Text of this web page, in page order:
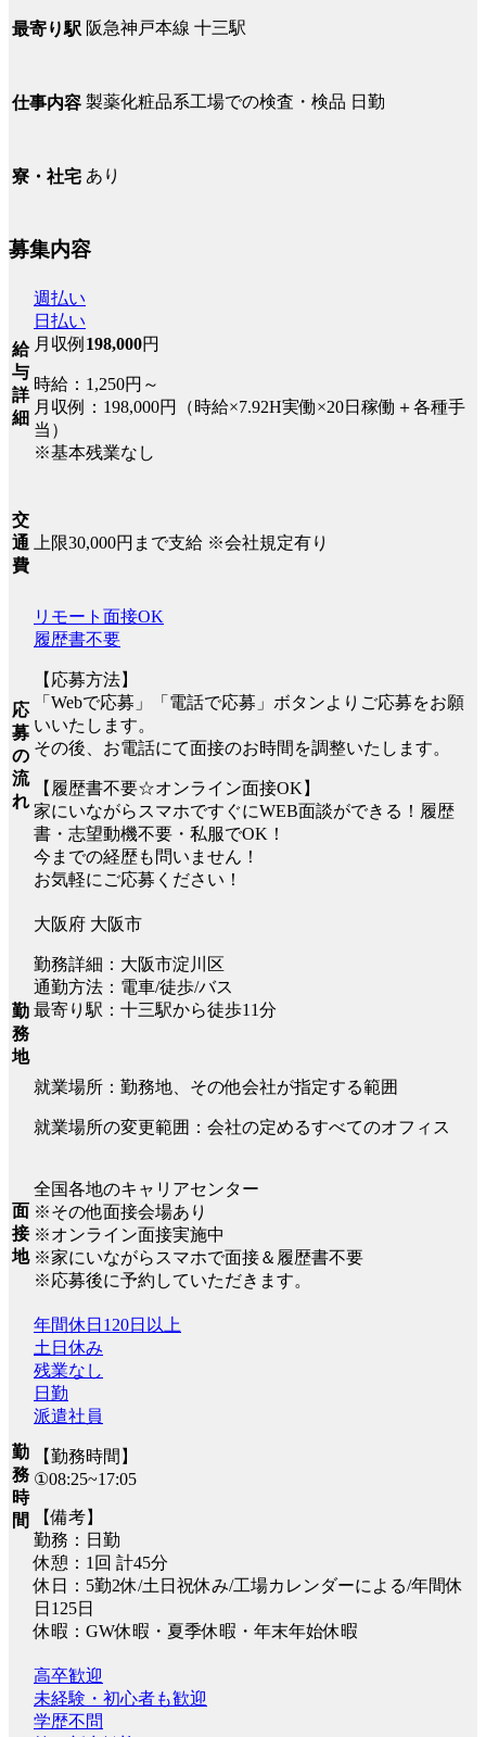
最寄り駅 阪急神戸本線 十三駅
仕事内容 製薬化粧品系工場での検査・検品 日勤
寮・社宅 あり
募集内容
給
与
詳
細
週払い
日払い
月収例 198,000円
時給：1,250円～
月収例：198,000円（時給×7.92H実働×20日稼働＋各種手
当）
※基本残業なし
交
通
費
上限30,000円まで支給 ※会社規定有り
応
募
の
流
れ
リモート面接OK
履歴書不要
【応募方法】
「Webで応募」「電話で応募」ボタンよりご応募をお願
いいたします。
その後、お電話にて面接のお時間を調整いたします。
【履歴書不要☆オンライン面接OK】
家にいながらスマホですぐにWEB面談ができる！履歴
書・志望動機不要・私服でOK！
今までの経歴も問いません！
お気軽にご応募ください！
勤
務
地
大阪府 大阪市
勤務詳細：大阪市淀川区
通勤方法：電車/徒歩/バス
最寄り駅：十三駅から徒歩11分
就業場所：勤務地、その他会社が指定する範囲
就業場所の変更範囲：会社の定めるすべてのオフィス
面
接
地
全国各地のキャリアセンター
※その他面接会場あり
※オンライン面接実施中
※家にいながらスマホで面接＆履歴書不要
※応募後に予約していただきます。
勤
務
時
間
年間休日120日以上
土日休み
残業なし
日勤
派遣社員
【勤務時間】
①08:25~17:05
【備考】
勤務：日勤
休憩：1回 計45分
休日：5勤2休/土日祝休み/工場カレンダーによる/年間休
日125日
休暇：GW休暇・夏季休暇・年末年始休暇
高卒歓迎
未経験・初心者も歓迎
学歴不問